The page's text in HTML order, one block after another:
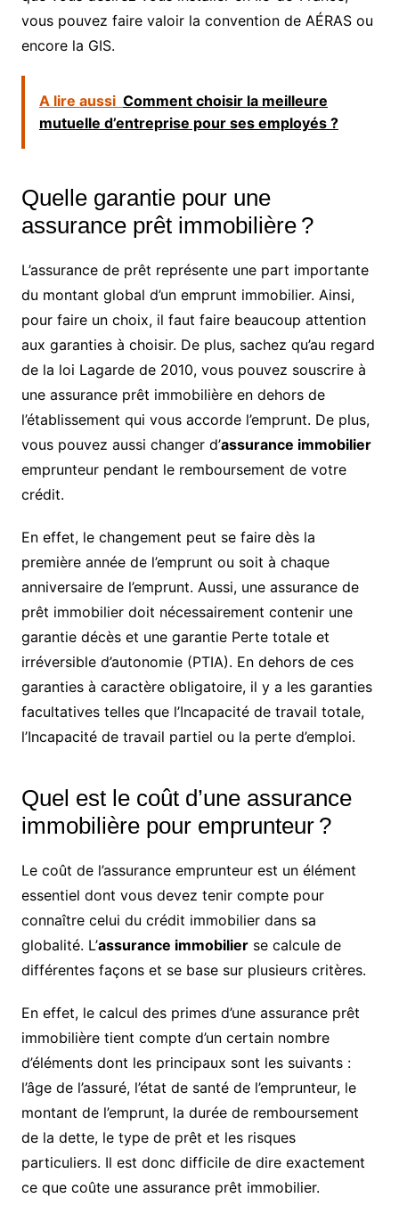
vous pouvez faire valoir la convention de AÉRAS ou
encore la GIS.
A lire aussi Comment choisir la meilleure
mutuelle d’entreprise pour ses employés ?
Quelle garantie pour une
assurance prêt immobilière ?
L’assurance de prêt représente une part importante
du montant global d’un emprunt immobilier. Ainsi,
pour faire un choix, il faut faire beaucoup attention
aux garanties à choisir. De plus, sachez qu’au regard
de la loi Lagarde de 2010, vous pouvez souscrire à
une assurance prêt immobilière en dehors de
l’établissement qui vous accorde l’emprunt. De plus,
vous pouvez aussi changer d’assurance immobilier
emprunteur pendant le remboursement de votre
crédit.
En effet, le changement peut se faire dès la
première année de l’emprunt ou soit à chaque
anniversaire de l’emprunt. Aussi, une assurance de
prêt immobilier doit nécessairement contenir une
garantie décès et une garantie Perte totale et
irréversible d’autonomie (PTIA). En dehors de ces
garanties à caractère obligatoire, il y a les garanties
facultatives telles que l’Incapacité de travail totale,
l’Incapacité de travail partiel ou la perte d’emploi.
Quel est le coût d’une assurance
immobilière pour emprunteur ?
Le coût de l’assurance emprunteur est un élément
essentiel dont vous devez tenir compte pour
connaître celui du crédit immobilier dans sa
globalité. L’assurance immobilierse calcule de
différentes façons et se base sur plusieurs critères.
En effet, le calcul des primes d’une assurance prêt
immobilière tient compte d’un certain nombre
d’éléments dont les principaux sont les suivants :
l’âge de l’assuré, l’état de santé de l’emprunteur, le
montant de l’emprunt, la durée de remboursement
de la dette, le type de prêt et les risques
particuliers. Il est donc difficile de dire exactement
ce que coûte une assurance prêt immobilier.